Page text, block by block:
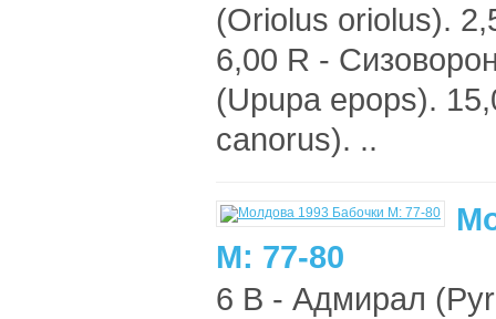
(Oriolus oriolus).
6,00 R -
(Upupa epops).
canorus). ..
М: 77-80
6 B - Адмирал